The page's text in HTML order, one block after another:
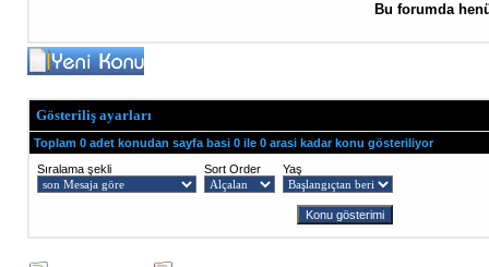
Bu forumda
Gösteriliş ayarları
Toplam 0 adet konudan sayfa basi 0 ile 0 arasi kadar konu gösteriliyor
Sıralama şekli
Sort Order Yaş